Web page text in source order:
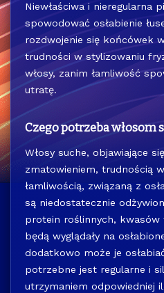
Niewłaściwa i nieregularna
spowodować osłabienie
rozdwojenie się końcówek
trudności w stylizowaniu
włosy, zanim łamliwość
utratę.
Czego potrzeba włosom
Włosy suche, objawiające
zmatowieniem, trudnością
łamliwością, związaną z
są niedostatecznie
protein roślinnych, kwasów
będą wyglądały na
dodatkowo może je
potrzebne jest regularne i
utrzymaniem odpowiedniej